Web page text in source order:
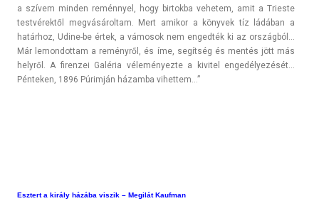
a szívem mind­en reménnyel, hogy bi­rtok­ba vehetem, amit a Tri­es­te
testvérektől meg­vásárol­tam. Mert amikor a könyvek tíz ládában a
határhoz, Udine-be értek, a vámosok nem en­ged­ték ki az országból…
Már lemon­dottam a reményről, és íme, segítség és mentés jött más
helyről. A firen­zei Galéria véleményez­te a kivitel engedélyezését…
Pén­tek­en, 1896 Púrimján házamba vihet­tem…”
Esztert a király házába vis­zik – Megilát Kauf­man